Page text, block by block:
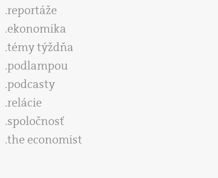
reportáže
ekonomika
témy týždňa
podlampou
podcasty
relácie
spoločnosť
the economist